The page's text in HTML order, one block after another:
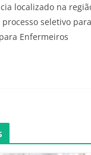
localizado na
processo seletivo
Enfermeiros